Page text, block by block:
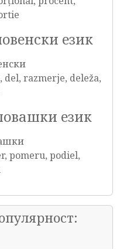
език
del, razmerje, deleža,
език
pomeru, podiel,